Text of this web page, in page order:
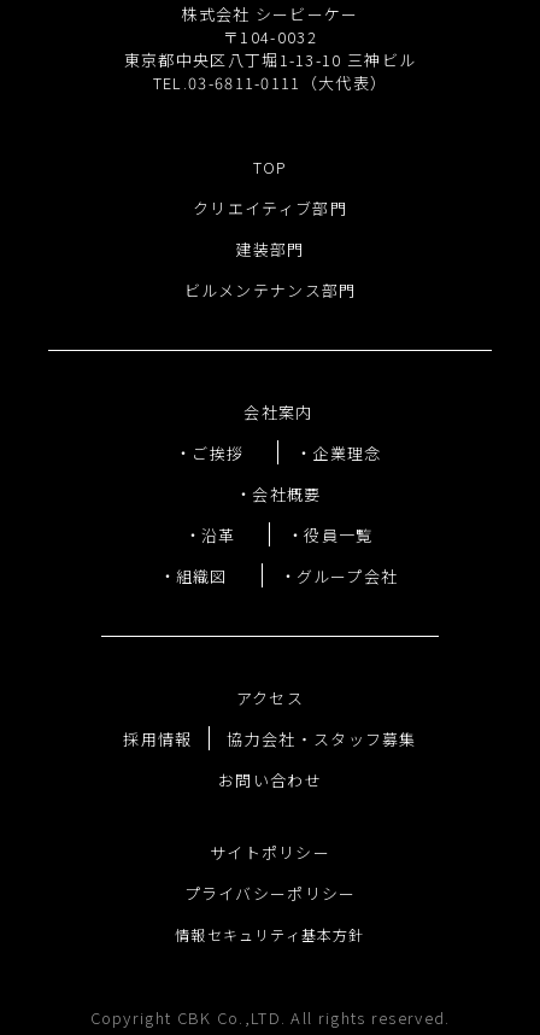
株式会社 シービーケー
〒104-0032
東京都中央区八丁堀1-13-10 三神ビル
TEL.03-6811-0111（大代表）
TOP
クリエイティブ部門
建装部門
ビルメンテナンス部門
会社案内
ご挨拶
企業理念
会社概要
沿革
役員一覧
組織図
グループ会社
アクセス
採用情報
協力会社・スタッフ募集
お問い合わせ
サイトポリシー
プライバシーポリシー
情報セキュリティ基本方針
Copyright CBK Co.,LTD. All rights reserved.